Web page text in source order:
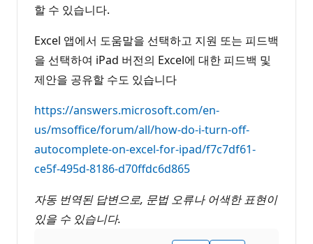
할 수 있습니다.
Excel 앱에서 도움말을 선택하고 지원 또는 피드백
을 선택하여 iPad 버전의 Excel에 대한 피드백 및
제안을 공유할 수도 있습니다
https://answers.microsoft.com/en-
us/msoffice/forum/all/how-do-i-turn-off-
autocomplete-on-excel-for-ipad/f7c7df61-
ce5f-495d-8186-d70ffdc6d865
자동 번역된 답변으로, 문법 오류나 어색한 표현이
있을 수 있습니다.